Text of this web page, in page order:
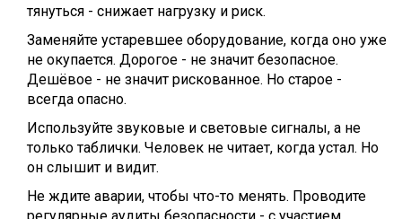
тянуться - снижает нагрузку и риск.
Заменяйте устаревшее оборудование, когда оно уже
не окупается. Дорогое - не значит безопасное.
Дешёвое - не значит рискованное. Но старое -
всегда опасно.
Используйте звуковые и световые сигналы, а не
только таблички. Человек не читает, когда устал. Но
он слышит и видит.
Не ждите аварии, чтобы что-то менять. Проводите